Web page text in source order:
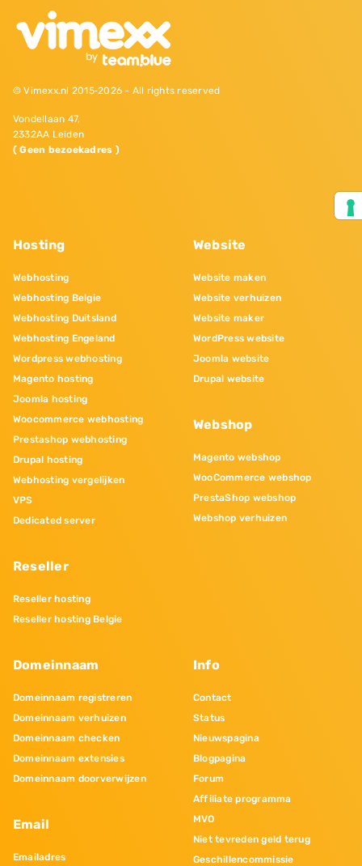
© Vimexx.nl 2015‐2026 - All rights reserved
Vondellaan 47,
2332AA Leiden
( Geen bezoekadres )
Hosting
Webhosting
Webhosting Belgie
Webhosting Duitsland
Webhosting Engeland
Wordpress webhosting
Magento hosting
Joomla hosting
Woocommerce webhosting
Prestashop webhosting
Drupal hosting
Webhosting vergelijken
VPS
Dedicated server
Reseller
Reseller hosting
Reseller hosting Belgie
Website
Website maken
Website verhuizen
Website maker
WordPress website
Joomla website
Drupal website
Webshop
Magento webshop
WooCommerce webshop
PrestaShop webshop
Webshop verhuizen
Domeinnaam
Domeinnaam registreren
Domeinnaam verhuizen
Domeinnaam checken
Domeinnaam extensies
Domeinnaam doorverwijzen
Email
Emailadres
Info
Contact
Status
Nieuwspagina
Blogpagina
Forum
Affiliate programma
MVO
Niet tevreden geld terug
Geschillencommissie